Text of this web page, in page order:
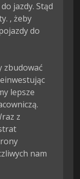
jazdy. Stąd
, żeby
do
zbudować
lepsze
z
nam